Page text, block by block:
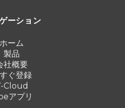
ーション
ホーム
製品
社概要
ぐ登録
Cloud
アプリ